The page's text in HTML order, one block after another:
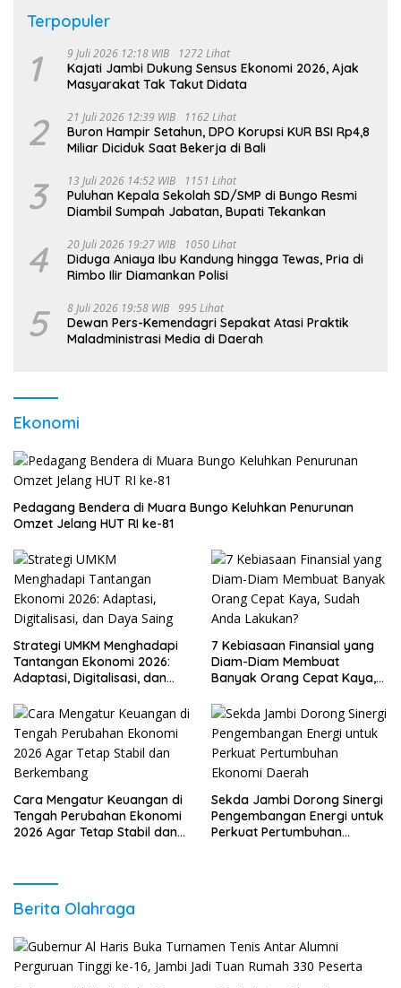
Terpopuler
1 9 Juli 2026 12:18 WIB 1272 Lihat
Kajati Jambi Dukung Sensus Ekonomi 2026, Ajak
Masyarakat Tak Takut Didata
2 21 Juli 2026 12:39 WIB 1162 Lihat
Buron Hampir Setahun, DPO Korupsi KUR BSI Rp4,8
Miliar Diciduk Saat Bekerja di Bali
3 13 Juli 2026 14:52 WIB 1151 Lihat
Puluhan Kepala Sekolah SD/SMP di Bungo Resmi
Diambil Sumpah Jabatan, Bupati Tekankan
4 20 Juli 2026 19:27 WIB 1050 Lihat
Diduga Aniaya Ibu Kandung hingga Tewas, Pria di
Rimbo Ilir Diamankan Polisi
5 8 Juli 2026 19:58 WIB 995 Lihat
Dewan Pers-Kemendagri Sepakat Atasi Praktik
Maladministrasi Media di Daerah
Ekonomi
Pedagang Bendera di Muara Bungo Keluhkan Penurunan
Omzet Jelang HUT RI ke-81
Strategi UMKM Menghadapi
Tantangan Ekonomi 2026:
Adaptasi, Digitalisasi, dan
7 Kebiasaan Finansial yang
Diam-Diam Membuat
Banyak Orang Cepat Kaya,
Cara Mengatur Keuangan di
Tengah Perubahan Ekonomi
2026 Agar Tetap Stabil dan
Sekda Jambi Dorong Sinergi
Pengembangan Energi untuk
Perkuat Pertumbuhan
Berita Olahraga